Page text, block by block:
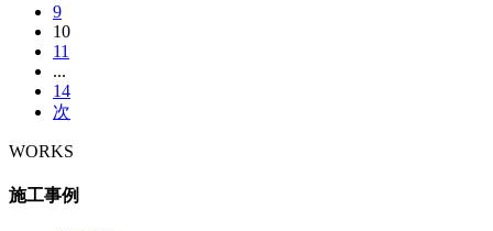
9
10
11
...
14
次
WORKS
施工事例